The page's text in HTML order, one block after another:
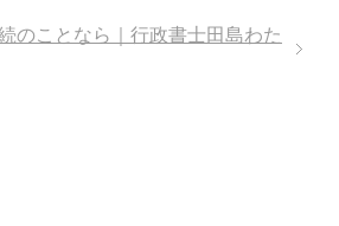
のことなら｜行政書士田島わた